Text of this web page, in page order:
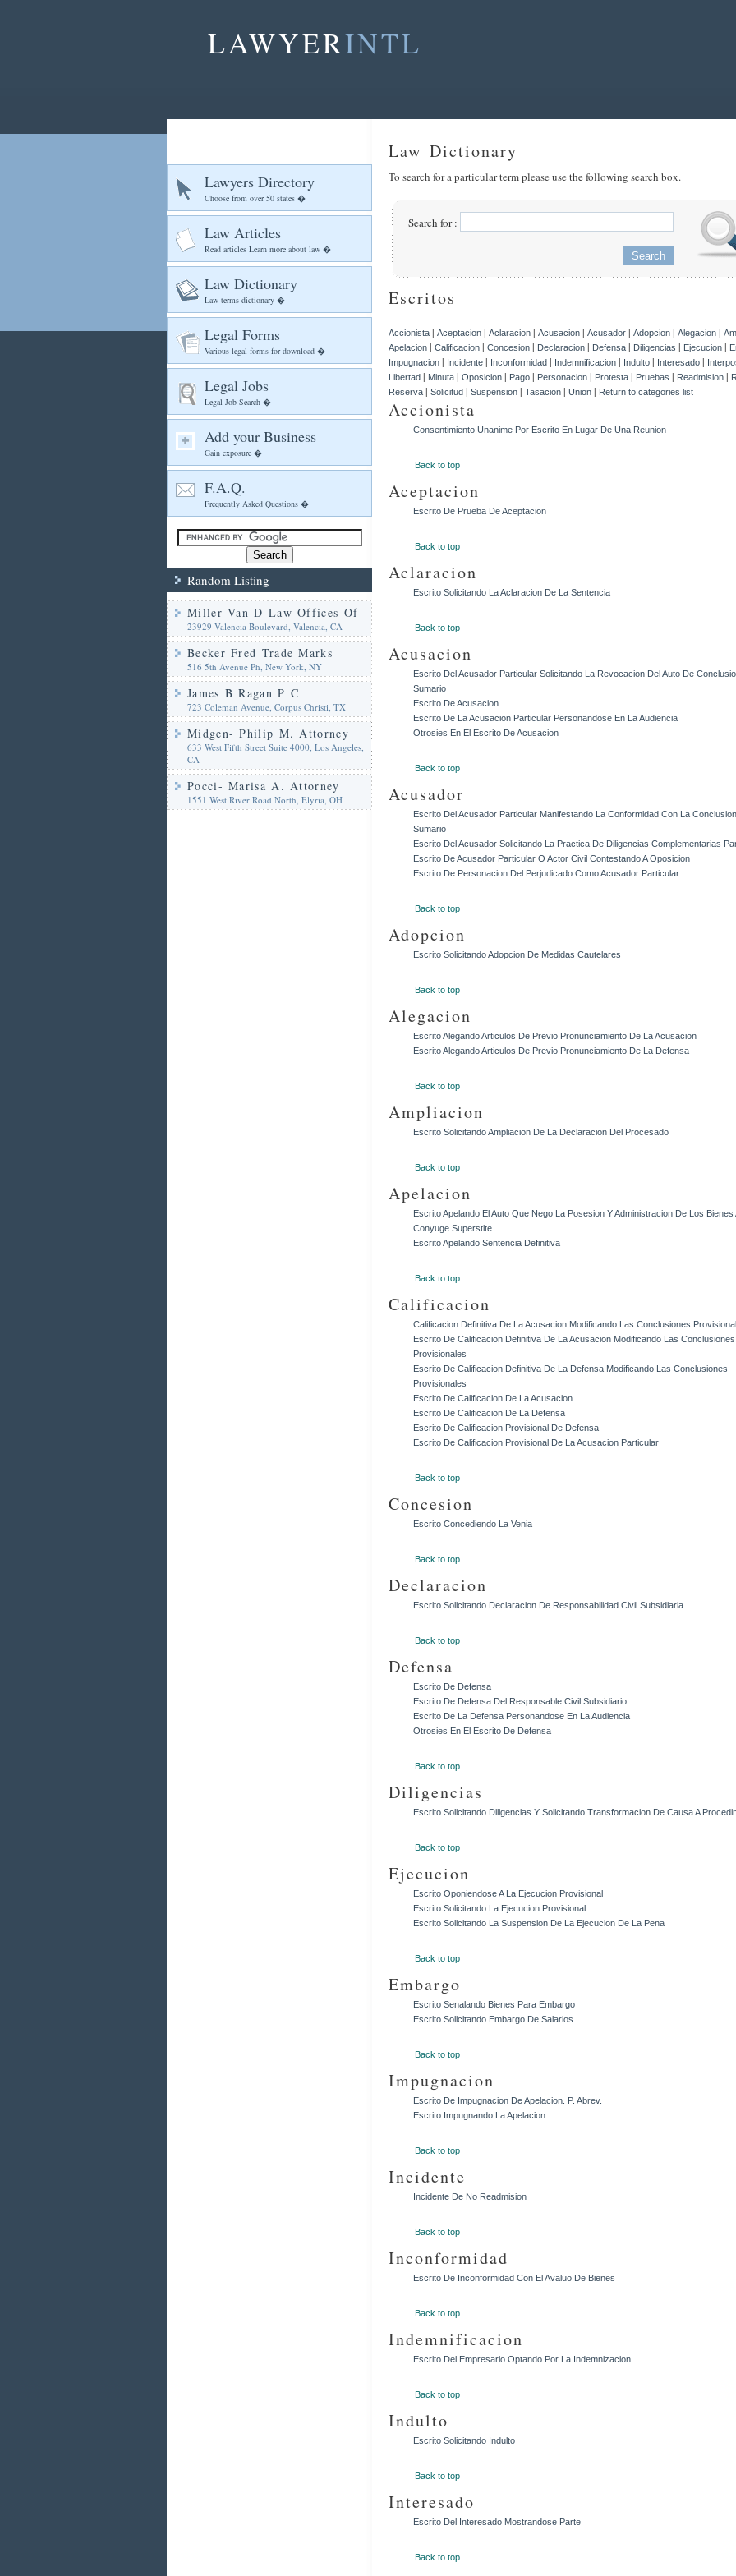
LAWYERINTL
Lawyers Directory
Choose from over 50 states �
Law Articles
Read articles Learn more about law �
Law Dictionary
Law terms dictionary �
Legal Forms
Various legal forms for download �
Legal Jobs
Legal Job Search �
Add your Business
Gain exposure �
F.A.Q.
Frequently Asked Questions �
Random Listing
Miller Van D Law Offices Of
23929 Valencia Boulevard, Valencia, CA
Becker Fred Trade Marks
516 5th Avenue Ph, New York, NY
James B Ragan P C
723 Coleman Avenue, Corpus Christi, TX
Midgen- Philip M. Attorney
633 West Fifth Street Suite 4000, Los Angeles,
CA
Pocci- Marisa A. Attorney
1551 West River Road North, Elyria, OH
Law Dictionary
To search for a particular term please use the following search box.
Search for :
Escritos
Accionista | Aceptacion | Aclaracion | Acusacion | Acusador | Adopcion | Alegacion |
Apelacion | Calificacion | Concesion | Declaracion | Defensa | Diligencias | Ejecucion |
Impugnacion | Incidente | Inconformidad | Indemnificacion | Indulto | Interesado |
Libertad | Minuta | Oposicion | Pago | Personacion | Protesta | Pruebas | Readmision |
Reserva | Solicitud | Suspension | Tasacion | Union | Return to categories list
Accionista
Consentimiento Unanime Por Escrito En Lugar De Una Reunion
Back to top
Aceptacion
Escrito De Prueba De Aceptacion
Back to top
Aclaracion
Escrito Solicitando La Aclaracion De La Sentencia
Back to top
Acusacion
Escrito Del Acusador Particular Solicitando La Revocacion Del Auto De
Sumario
Escrito De Acusacion
Escrito De La Acusacion Particular Personandose En La Audiencia
Otrosies En El Escrito De Acusacion
Back to top
Acusador
Escrito Del Acusador Particular Manifestando La Conformidad Con La
Sumario
Escrito Del Acusador Solicitando La Practica De Diligencias Complementarias
Escrito De Acusador Particular O Actor Civil Contestando A Oposicion
Escrito De Personacion Del Perjudicado Como Acusador Particular
Back to top
Adopcion
Escrito Solicitando Adopcion De Medidas Cautelares
Back to top
Alegacion
Escrito Alegando Articulos De Previo Pronunciamiento De La Acusacion
Escrito Alegando Articulos De Previo Pronunciamiento De La Defensa
Back to top
Ampliacion
Escrito Solicitando Ampliacion De La Declaracion Del Procesado
Back to top
Apelacion
Escrito Apelando El Auto Que Nego La Posesion Y Administracion De Los Bienes
Conyuge Superstite
Escrito Apelando Sentencia Definitiva
Back to top
Calificacion
Calificacion Definitiva De La Acusacion Modificando Las Conclusiones
Escrito De Calificacion Definitiva De La Acusacion Modificando Las Conclusiones
Provisionales
Escrito De Calificacion Definitiva De La Defensa Modificando Las Conclusiones
Provisionales
Escrito De Calificacion De La Acusacion
Escrito De Calificacion De La Defensa
Escrito De Calificacion Provisional De Defensa
Escrito De Calificacion Provisional De La Acusacion Particular
Back to top
Concesion
Escrito Concediendo La Venia
Back to top
Declaracion
Escrito Solicitando Declaracion De Responsabilidad Civil Subsidiaria
Back to top
Defensa
Escrito De Defensa
Escrito De Defensa Del Responsable Civil Subsidiario
Escrito De La Defensa Personandose En La Audiencia
Otrosies En El Escrito De Defensa
Back to top
Diligencias
Escrito Solicitando Diligencias Y Solicitando Transformacion De Causa A
Back to top
Ejecucion
Escrito Oponiendose A La Ejecucion Provisional
Escrito Solicitando La Ejecucion Provisional
Escrito Solicitando La Suspension De La Ejecucion De La Pena
Back to top
Embargo
Escrito Senalando Bienes Para Embargo
Escrito Solicitando Embargo De Salarios
Back to top
Impugnacion
Escrito De Impugnacion De Apelacion. P. Abrev.
Escrito Impugnando La Apelacion
Back to top
Incidente
Incidente De No Readmision
Back to top
Inconformidad
Escrito De Inconformidad Con El Avaluo De Bienes
Back to top
Indemnificacion
Escrito Del Empresario Optando Por La Indemnizacion
Back to top
Indulto
Escrito Solicitando Indulto
Back to top
Interesado
Escrito Del Interesado Mostrandose Parte
Back to top